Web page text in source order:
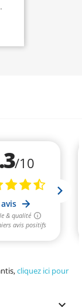
cliquez ici pour